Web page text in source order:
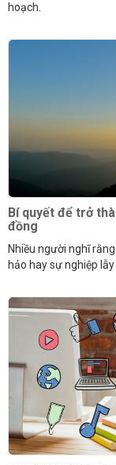
hoạch.
Bí quyết để trở
đồng
Nhiều người nghĩ
hảo hay sự nghiệp